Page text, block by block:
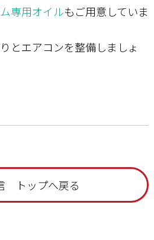
専用オイルもご用意していま
とエアコンを整備しましょ
トップへ戻る